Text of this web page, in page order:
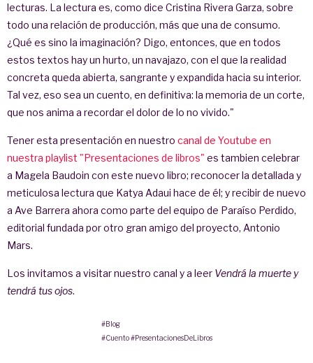
lecturas. La lectura es, como dice Cristina Rivera Garza, sobre
todo una relación de producción, más que una de consumo.
¿Qué es sino la imaginación? Digo, entonces, que en todos
estos textos hay un hurto, un navajazo, con el que la realidad
concreta queda abierta, sangrante y expandida hacia su interior.
Tal vez, eso sea un cuento, en definitiva: la memoria de un corte,
que nos anima a recordar el dolor de lo no vivido."
Tener esta presentación en nuestro canal de Youtube en
nuestra playlist "Presentaciones de libros" es tambien celebrar
a Magela Baudoin con este nuevo libro; reconocer la detallada y
meticulosa lectura que Katya Adaui hace de él; y recibir de nuevo
a Ave Barrera ahora como parte del equipo de Paraíso Perdido,
editorial fundada por otro gran amigo del proyecto, Antonio
Mars.
Los invitamos a visitar nuestro canal y a leer Vendrá la muerte y
tendrá tus ojos.
#Blog
#Cuento #PresentacionesDeLibros